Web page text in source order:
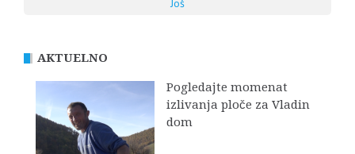
Još
AKTUELNO
Pogledajte momenat
izlivanja ploče za Vladin
dom